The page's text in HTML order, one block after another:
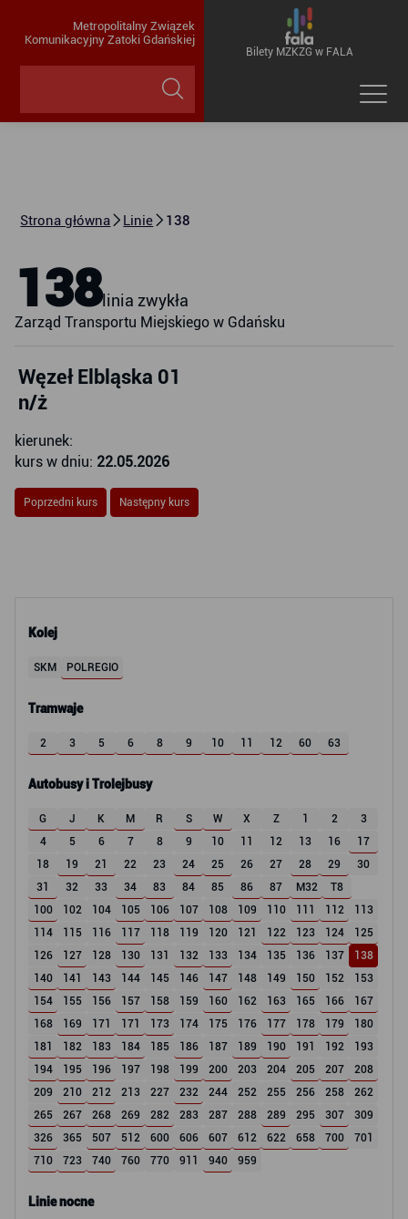
Metropolitalny Związek
Komunikacyjny Zatoki Gdańskiej
Bilety MZKZG w FALA
Strona główna Linie 138
Kolej
SKM POLREGIO
Tramwaje
2 3 5 6 8 9 10 11 12 60 63
Autobusy i Trolejbusy
G J K M R S W X Z 1 2
3
4
5 6 7 8 9 10 11 12 13 16
17
18
19 21 22 23 24 25 26 27 28 29
30
31
32 33 34 83 84 85 86 87 M32
T8
100
102 104 105 106 107 108 109 110 111 112
113
114
115 116 117 118 119 120 121 122 123 124
125
126
127 128 130 131 132 133 134 135 136 137
138
140
141 143 144 145 146 147 148 149 150 152
153
154
155 156 157 158 159 160 162 163 165 166
167
168
169 171 171 173 174 175 176 177 178 179
180
181
182 183 184 185 186 187 189 190 191 192
193
194
195 196 197 198 199 200 203 204 205 207
208
209
210 212 213 227 232 244 252 255 256 258
262
265
267 268 269 282 283 287 288 289 295 307
309
326
365 507 512 600 606 607 612 622 658 700
701
710
723 740 760 770 911 940 959
Linie nocne
138linia zwykła
Zarząd Transportu Miejskiego w Gdańsku
Węzeł Elbląska 01
n/ż
kierunek:
kurs w dniu: 22.05.2026
Poprzedni kurs Następny kurs